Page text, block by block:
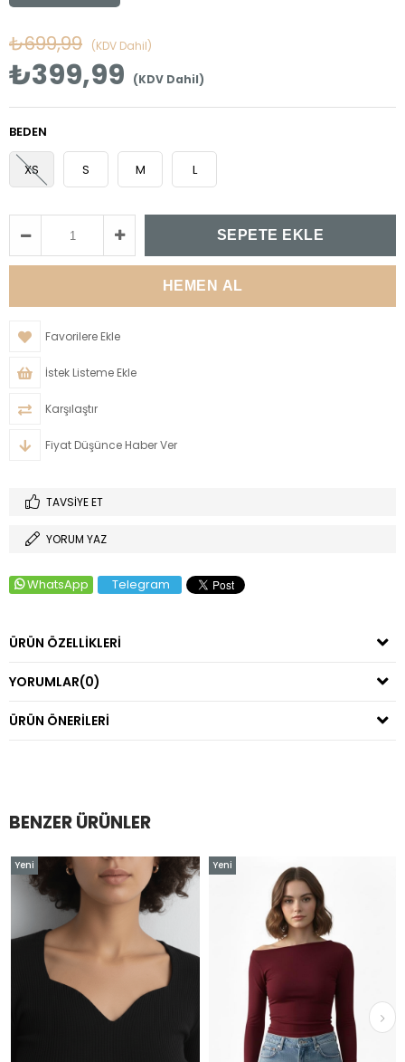
₺699,99 (KDV Dahil)
₺399,99 (KDV Dahil)
BEDEN
XS S M L
Favorilere Ekle
İstek Listeme Ekle
Karşılaştır
Fiyat Düşünce Haber Ver
TAVSIYE ET
YORUM YAZ
WhatsApp Telegram
ÜRÜN ÖZELLIKLERI
YORUMLAR(0)
ÜRÜN ÖNERILERI
BENZER ÜRÜNLER
Yeni
Yeni